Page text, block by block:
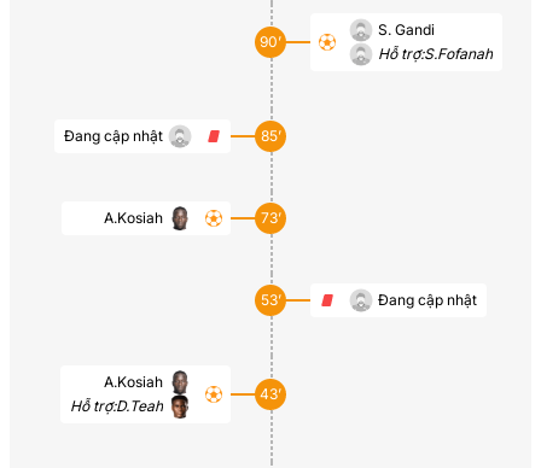
90’
S. Gandi
Hỗ trợ:S.Fofanah
Đang cập nhật 85’
A.Kosiah 73’
53’ Đang cập nhật
A.Kosiah
Hỗ trợ:D.Teah
43’